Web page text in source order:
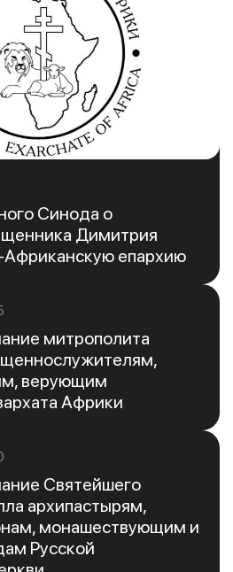
Синода о
Димитрия
Африканскую епархию
митрополита
верующим
Африки
Святейшего
архипастырям,
монашествующим и
Русской